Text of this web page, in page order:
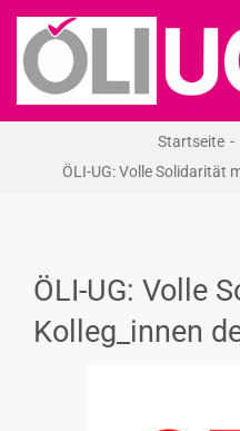
Zum
Inhalt
springen
NEWS
Startseite
ÖLI-UG: Volle Solidarität
ÖLI-UG: Volle
Kolleg_innen